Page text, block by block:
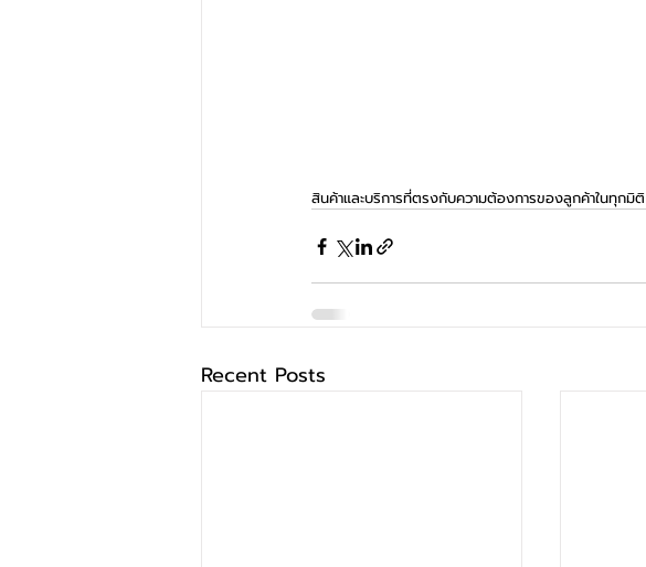
สินค้าและบริการที่ตรงกับความต้องการของลูกค้าในทุกมิติ
Recent Posts